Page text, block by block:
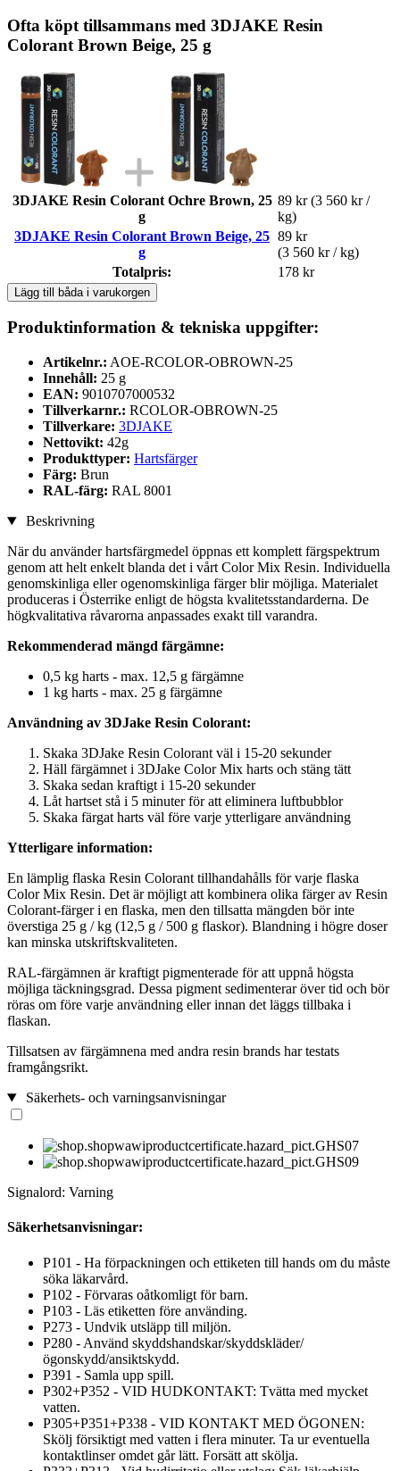
Ofta köpt tillsammans med 3DJAKE Resin
Colorant Brown Beige, 25 g
3DJAKE Resin Colorant Ochre Brown, 25
g
89 kr (3 560 kr /
kg)
3DJAKE Resin Colorant Brown Beige, 25
g
89 kr
(3 560 kr / kg)
Totalpris:
178 kr
Lägg till båda i varukorgen
Produktinformation & tekniska uppgifter:
Artikelnr.: AOE-RCOLOR-OBROWN-25
Innehåll: 25 g
EAN: 9010707000532
Tillverkarnr.: RCOLOR-OBROWN-25
Tillverkare: 3DJAKE
Nettovikt: 42g
Produkttyper: Hartsfärger
Färg: Brun
RAL-färg: RAL 8001
Beskrivning
När du använder hartsfärgmedel öppnas ett komplett färgspektrum
genom att helt enkelt blanda det i vårt Color Mix Resin. Individuella
genomskinliga eller ogenomskinliga färger blir möjliga. Materialet
produceras i Österrike enligt de högsta kvalitetsstandarderna. De
högkvalitativa råvarorna anpassades exakt till varandra.
Rekommenderad mängd färgämne:
0,5 kg harts - max. 12,5 g färgämne
1 kg harts - max. 25 g färgämne
Användning av 3DJake Resin Colorant:
Skaka 3DJake Resin Colorant väl i 15-20 sekunder
Häll färgämnet i 3DJake Color Mix harts och stäng tätt
Skaka sedan kraftigt i 15-20 sekunder
Låt hartset stå i 5 minuter för att eliminera luftbubblor
Skaka färgat harts väl före varje ytterligare användning
Ytterligare information:
En lämplig flaska Resin Colorant tillhandahålls för varje flaska
Color Mix Resin. Det är möjligt att kombinera olika färger av Resin
Colorant-färger i en flaska, men den tillsatta mängden bör inte
överstiga 25 g / kg (12,5 g / 500 g flaskor). Blandning i högre doser
kan minska utskriftskvaliteten.
RAL-färgämnen är kraftigt pigmenterade för att uppnå högsta
möjliga täckningsgrad. Dessa pigment sedimenterar över tid och bör
röras om före varje användning eller innan det läggs tillbaka i
flaskan.
Tillsatsen av färgämnena med andra resin brands har testats
framgångsrikt.
Säkerhets- och varningsanvisningar
Signalord: Varning
Säkerhetsanvisningar:
P101 - Ha förpackningen och ettiketen till hands om du måste
söka läkarvård.
P102 - Förvaras oåtkomligt för barn.
P103 - Läs etiketten före använding.
P273 - Undvik utsläpp till miljön.
P280 - Använd skyddshandskar/skyddskläder/
ögonskydd/ansiktskydd.
P391 - Samla upp spill.
P302+P352 - VID HUDKONTAKT: Tvätta med mycket
vatten.
P305+P351+P338 - VID KONTAKT MED ÖGONEN:
Skölj försiktigt med vatten i flera minuter. Ta ur eventuella
kontaktlinser omdet går lätt. Forsätt att skölja.